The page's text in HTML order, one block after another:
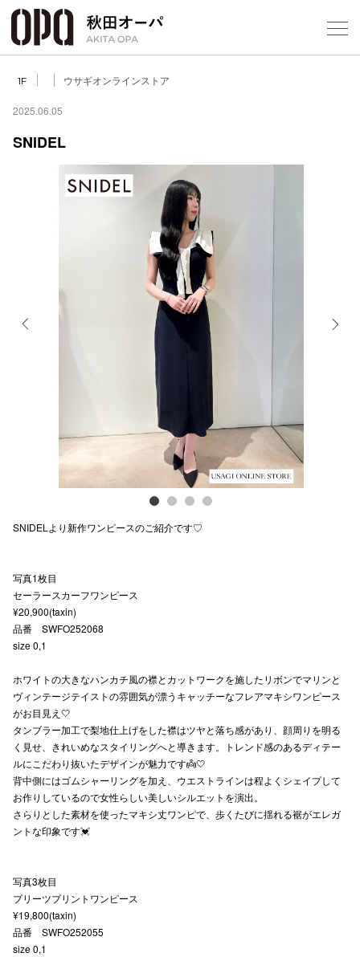
1F ウサギオンラインストア
2025.06.05
SNIDEL
SNIDELより新作ワンピースのご紹介です♡
写真1枚目
セーラースカーフワンピース
¥20,900(taxin)
品番 SWFO252068
size 0,1
ホワイトの大きなハンカチ風の襟とカットワークを施したリボンでマリンと
ヴィンテージテイストの雰囲気が漂うキャッチーなフレアマキシワンピース
がお目見え🤍
タンブラー加工で梨地仕上げをした襟はツヤと落ち感があり、顔周りを明る
く見せ、きれいめなスタイリングへと導きます。トレンド感のあるディテー
ルにこだわり抜いたデザインが魅力です👼🤍
背中側にはゴムシャーリングを加え、ウエストラインは程よくシェイプして
お作りしているので女性らしい美しいシルエットを演出。
さらりとした素材を使ったマキシ丈ワンピで、歩くたびに揺れる裾がエレガ
ントな印象です💓
写真3枚目
プリーツプリントワンピース
¥19,800(taxin)
品番 SWFO252055
size 0,1
公式SNS
秋田オ